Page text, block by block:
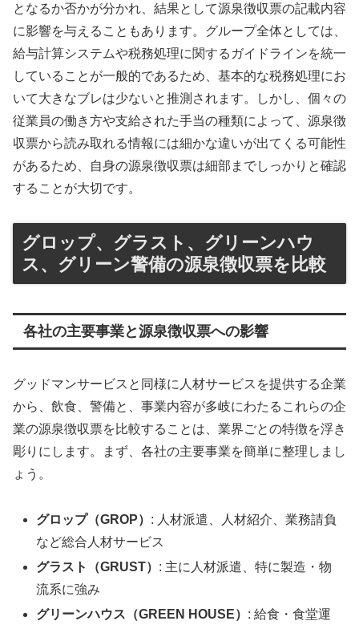
となるか否かが分かれ、結果として源泉徴収票の記載内容
に影響を与えることもあります。グループ全体としては、
給与計算システムや税務処理に関するガイドラインを統一
していることが一般的であるため、基本的な税務処理にお
いて大きなブレは少ないと推測されます。しかし、個々の
従業員の働き方や支給された手当の種類によって、源泉徴
収票から読み取れる情報には細かな違いが出てくる可能性
があるため、自身の源泉徴収票は細部までしっかりと確認
することが大切です。
グロップ、グラスト、グリーンハウ
ス、グリーン警備の源泉徴収票を比較
各社の主要事業と源泉徴収票への影響
グッドマンサービスと同様に人材サービスを提供する企業
から、飲食、警備と、事業内容が多岐にわたるこれらの企
業の源泉徴収票を比較することは、業界ごとの特徴を浮き
彫りにします。まず、各社の主要事業を簡単に整理しまし
ょう。
グロップ（GROP） : 人材派遣、人材紹介、業務請負
など総合人材サービス
グラスト（GRUST） : 主に人材派遣、特に製造・物
流系に強み
グリーンハウス（GREEN HOUSE） : 給食・食堂運